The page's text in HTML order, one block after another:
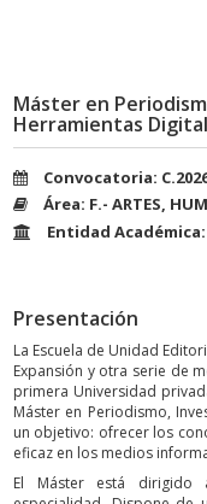
Máster en
Herramientas
Convocatoria:
Área: F.- ARTES,
Entidad
Presentación
La Escuela de Unidad
Expansión y otra serie de
primera Universidad
Máster en Periodismo,
un objetivo: ofrecer los
eficaz en los medios
El Máster está dirigido